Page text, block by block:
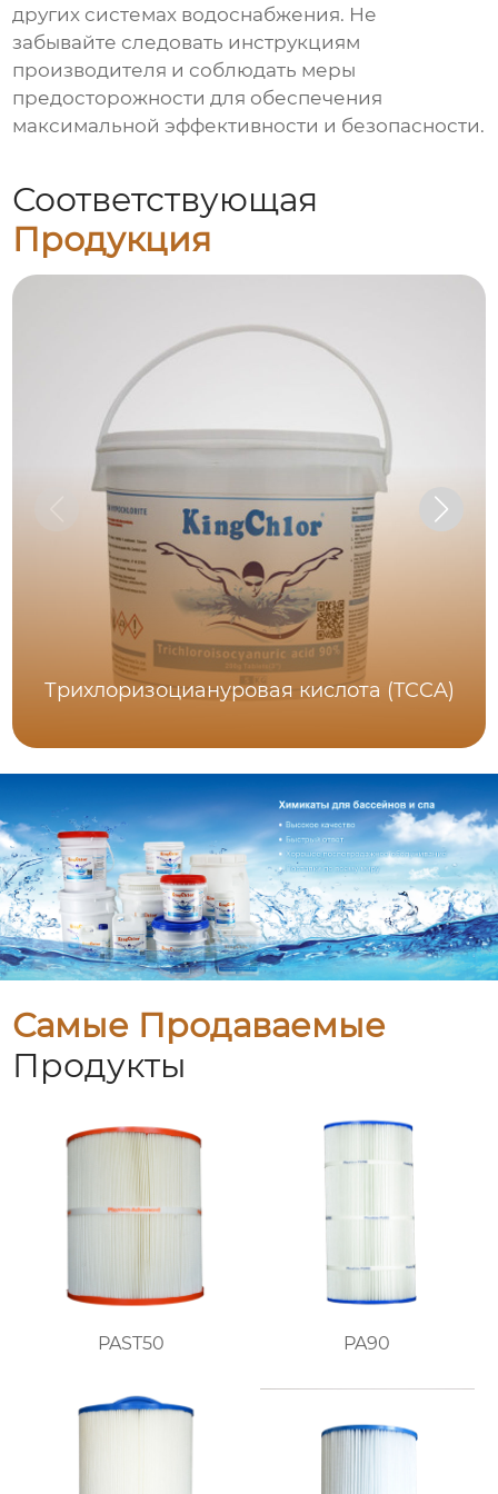
других системах водоснабжения. Не
забывайте следовать инструкциям
производителя и соблюдать меры
предосторожности для обеспечения
максимальной эффективности и безопасности.
Соответствующая
Продукция
Трихлоризоциануровая кислота (TCCA)
Самые Продаваемые
Продукты
PAST50 PA90